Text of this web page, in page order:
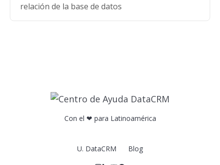
relación de la base de datos
Con el ❤ para Latinoamérica
U. DataCRM Blog